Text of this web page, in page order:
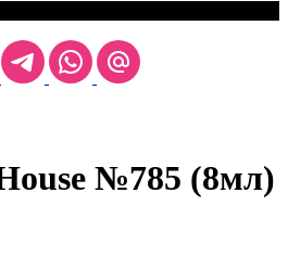
№785 (8мл)